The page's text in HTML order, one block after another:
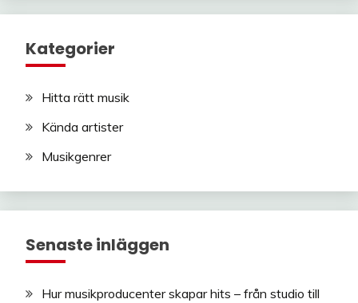
Kategorier
Hitta rätt musik
Kända artister
Musikgenrer
Senaste inläggen
Hur musikproducenter skapar hits – från studio till